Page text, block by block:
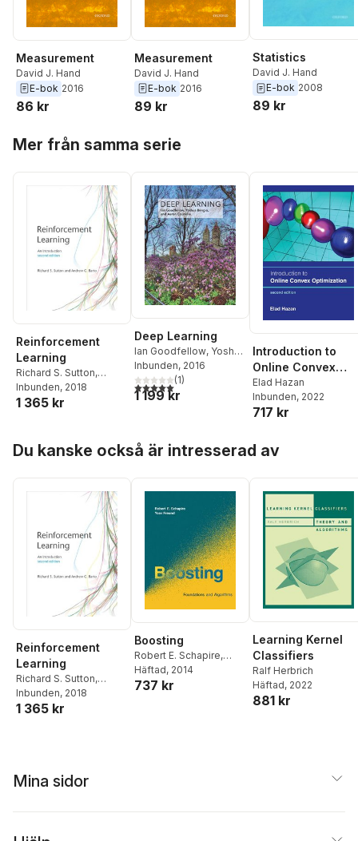
Measurement
David J. Hand
E-bok 2016
86 kr
Measurement
David J. Hand
E-bok 2016
89 kr
Statistics
David J. Hand
E-bok 2008
89 kr
Mer från samma serie
Reinforcement
Learning
Richard S. Sutton,
Andrew G. Barto
Francis Bach
Inbunden, 2018
1 365 kr
Deep Learning
Ian Goodfellow, Yoshua
Bengio,Aaron Courville
Inbunden, 2016
5,0utav 5 stjärnor. Totalt antal röster:
(1)
1 199 kr
Introduction to
Online Convex
Optimization,
second edition
Elad Hazan
Inbunden, 2022
717 kr
Du kanske också är intresserad av
Reinforcement
Learning
Richard S. Sutton,
Andrew G. Barto
Francis Bach
Inbunden, 2018
1 365 kr
Boosting
Robert E. Schapire,
Yoav Freund
Häftad, 2014
737 kr
Learning Kernel
Classifiers
Ralf Herbrich
Häftad, 2022
881 kr
Mina sidor